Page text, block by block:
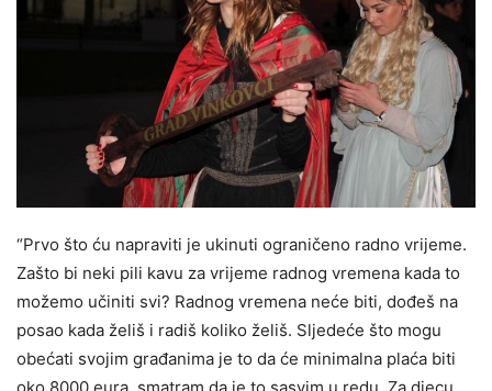
“Prvo što ću napraviti je ukinuti ograničeno radno vrijeme.
Zašto bi neki pili kavu za vrijeme radnog vremena kada to
možemo učiniti svi? Radnog vremena neće biti, dođeš na
posao kada želiš i radiš koliko želiš. Sljedeće što mogu
obećati svojim građanima je to da će minimalna plaća biti